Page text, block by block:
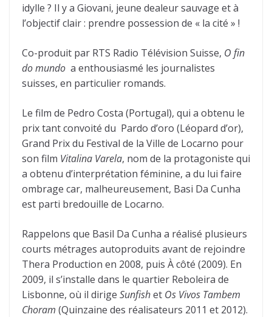
idylle ? Il y a Giovani, jeune dealeur sauvage et à
l’objectif clair : prendre possession de « la cité » !
Co-produit par RTS Radio Télévision Suisse, O fin
do mundo a enthousiasmé les journalistes
suisses, en particulier romands.
Le film de Pedro Costa (Portugal), qui a obtenu le
prix tant convoité du Pardo d’oro (Léopard d’or),
Grand Prix du Festival de la Ville de Locarno pour
son film Vitalina Varela, nom de la protagoniste qui
a obtenu d’interprétation féminine, a du lui faire
ombrage car, malheureusement, Basi Da Cunha
est parti bredouille de Locarno.
Rappelons que Basil Da Cunha a réalisé plusieurs
courts métrages autoproduits avant de rejoindre
Thera Production en 2008, puis À côté (2009). En
2009, il s’installe dans le quartier Reboleira de
Lisbonne, où il dirige Sunfishet Os Vivos Tambem
Choram (Quinzaine des réalisateurs 2011 et 2012).